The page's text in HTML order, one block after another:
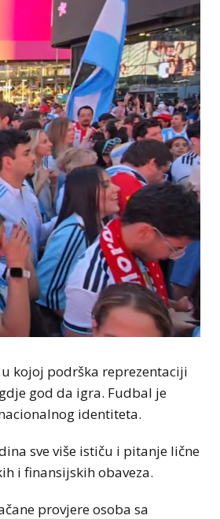
kojoj podrška reprezentaciji
god da igra. Fudbal je
identiteta.
sve više ističu i pitanje lične
i finansijskih obaveza.
provjere osoba sa